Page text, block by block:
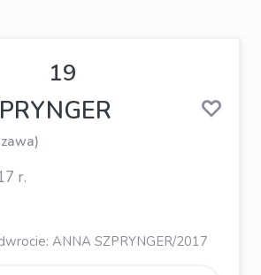
19
r.
ANNA SZPRYNGER/2017